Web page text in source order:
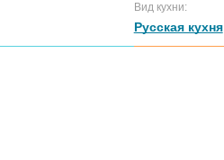
Вид кухни:
Русская кухня